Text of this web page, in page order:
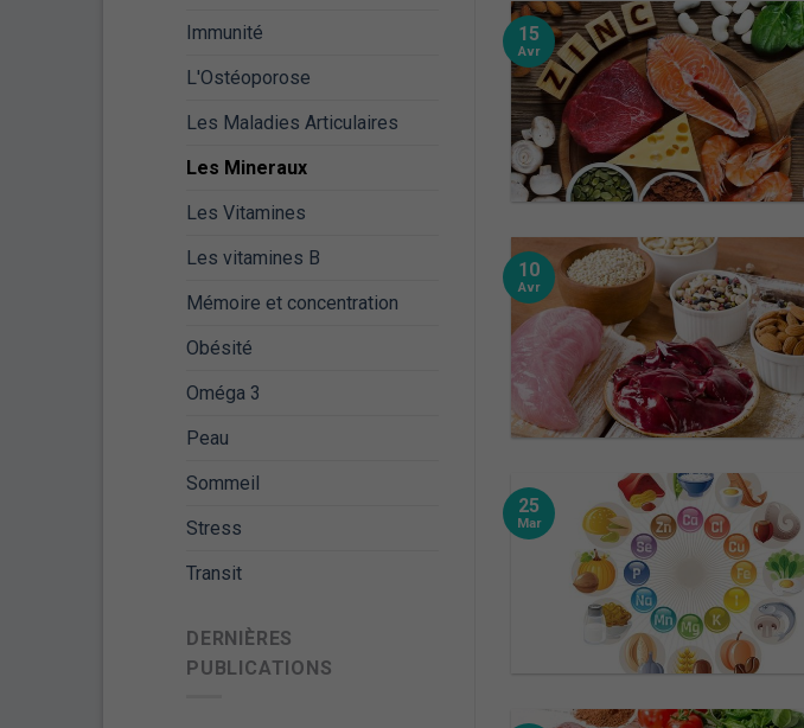
Immunité
L'Ostéoporose
Les Maladies Articulaires
Les Mineraux
Les Vitamines
Les vitamines B
Mémoire et concentration
Obésité
Oméga 3
Peau
Sommeil
Stress
Transit
DERNIÈRES
PUBLICATIONS
15
Avr
10
Avr
25
Mar